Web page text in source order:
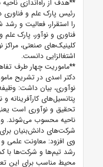
**هدف از راه‌اندازی ناحیه
رئیس پارک علم و فناوری
را استقرار، فعالیت و
فناوری و نوآور، پارک
کلینیک‌های صنعتی، مراکز
اشتغالزایی دانست.
**ماموریت چهار طرف
دکتر اسدی در تشریح
نوآوری، بیان داشت:
پتانسیل‌های کارآفرینانه
تحقیق و نوآوری است
ناحیه محسوب می‌شوند.
شرکت‌های دانش‌بنیان
وی افزود: معاونت علمی و
رشد تیم‌ها و شرکت‌ها با
محیط مناسب برای این